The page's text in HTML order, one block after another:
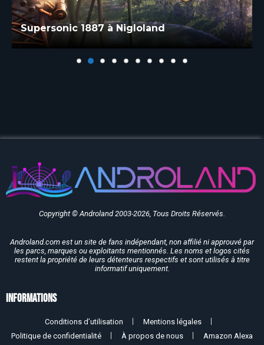
Supersonic 1887 à Nigloland
Copyright © Androland 2003-2026, Tous Droits Réservés.
Androland.com est un site de fans indépendant, non affilié ni approuvé par
les parcs, marques ou exploitants mentionnés. Les noms et logos cités
restent la propriété de leurs détenteurs respectifs et sont utilisés à titre
informatif uniquement.
Informations
Conditions d’utilisation
Mentions légales
Politique de confidentialité
À propos de nous Amazon Alexa